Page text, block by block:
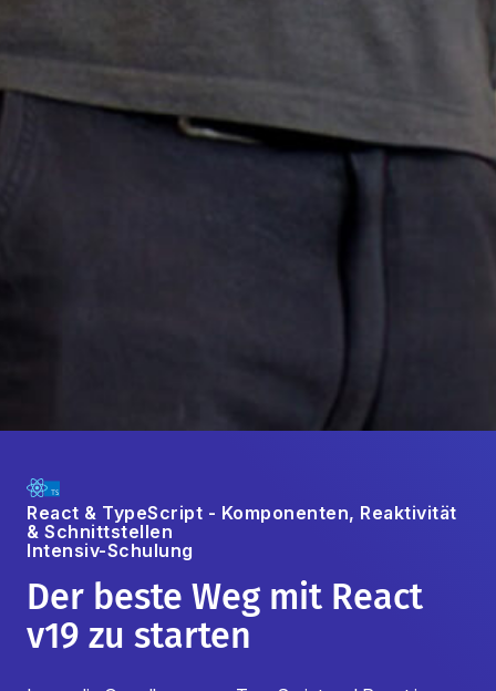
React & TypeScript - Komponenten, Reaktivität
& Schnittstellen
Intensiv-Schulung
Der beste Weg mit React
v19 zu starten